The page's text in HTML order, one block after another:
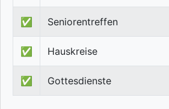
✅ Seniorentreffen
✅ Hauskreise
✅ Gottesdienste